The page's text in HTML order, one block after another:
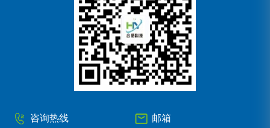
邮箱
咨询热线